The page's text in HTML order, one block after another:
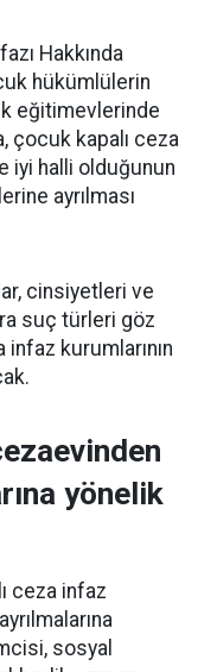
Hakkında
hükümlülerin
eğitimevlerinde
çocuk kapalı ceza
iyi halli olduğunun
ayrılması
cinsiyetleri ve
suç türleri göz
kurumlarının
yönelik
ceza infaz
sosyal